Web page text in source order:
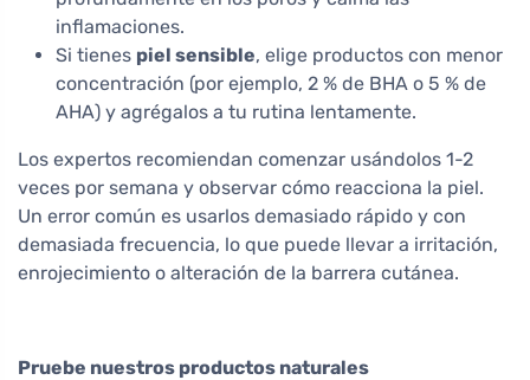
inflamaciones.
Si tienes piel sensible, elige productos con menor
concentración (por ejemplo, 2 % de BHA o 5 % de
AHA) y agrégalos a tu rutina lentamente.
Los expertos recomiendan comenzar usándolos 1-2
veces por semana y observar cómo reacciona la piel.
Un error común es usarlos demasiado rápido y con
demasiada frecuencia, lo que puede llevar a irritación,
enrojecimiento o alteración de la barrera cutánea.
Pruebe nuestros productos naturales